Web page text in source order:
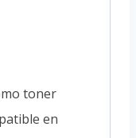
toner
en